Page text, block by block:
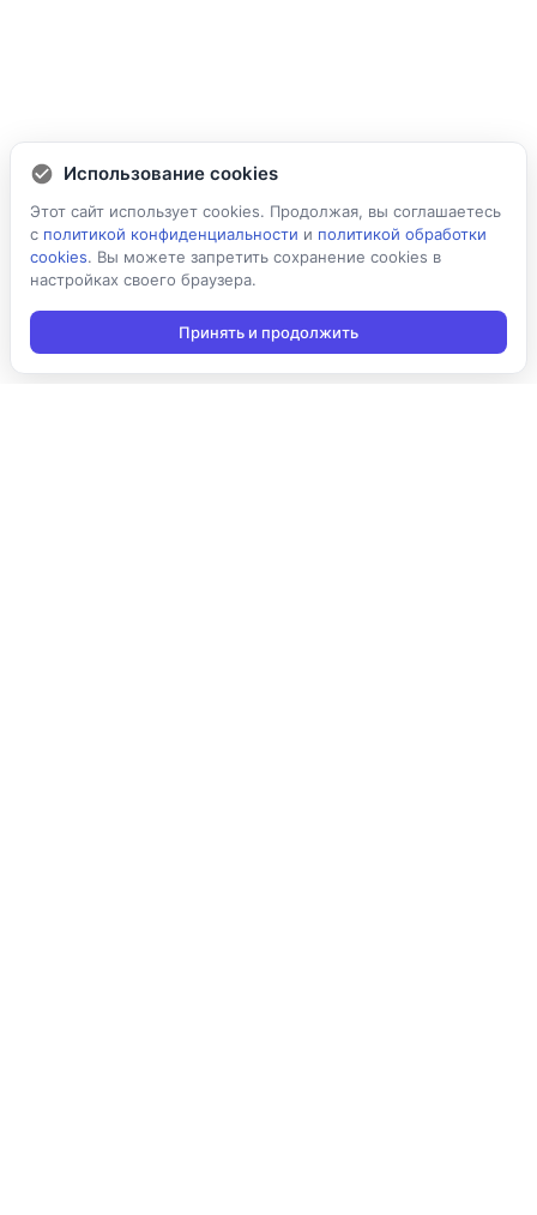
Использование cookies
Этот сайт использует cookies. Продолжая, вы соглашаетесь
с политикой конфиденциальности и политикой обработки
cookies. Вы можете запретить сохранение cookies в
настройках своего браузера.
Принять и продолжить